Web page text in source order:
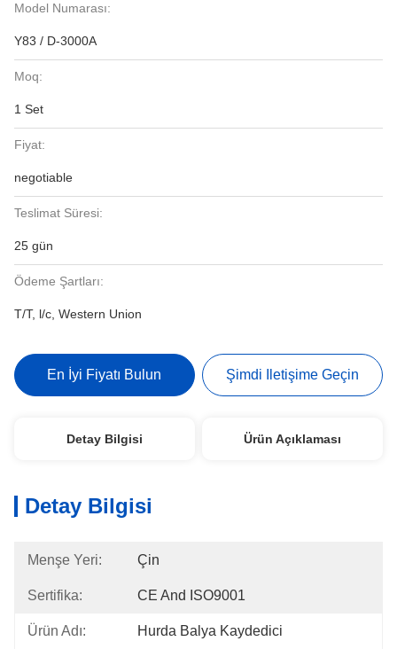
Model Numarası:
Y83 / D-3000A
Moq:
1 Set
Fiyat:
negotiable
Teslimat Süresi:
25 gün
Ödeme Şartları:
T/T, l/c, Western Union
En İyi Fiyatı Bulun Şimdi Iletişime Geçin
Detay Bilgisi Ürün Açıklaması
Detay Bilgisi
Menşe Yeri: Çin
Sertifika: CE And ISO9001
Ürün Adı: Hurda Balya Kaydedici